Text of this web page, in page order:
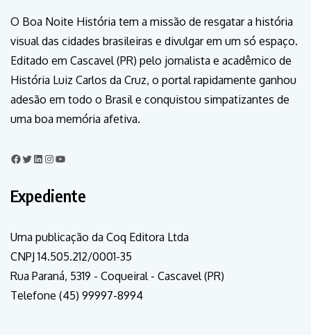
O Boa Noite História tem a missão de resgatar a história
visual das cidades brasileiras e divulgar em um só espaço.
Editado em Cascavel (PR) pelo jornalista e acadêmico de
História Luiz Carlos da Cruz, o portal rapidamente ganhou
adesão em todo o Brasil e conquistou simpatizantes de
uma boa memória afetiva.
Expediente
Uma publicação da Coq Editora Ltda
CNPJ 14.505.212/0001-35
Rua Paraná, 5319 - Coqueiral - Cascavel (PR)
Telefone (45) 99997-8994